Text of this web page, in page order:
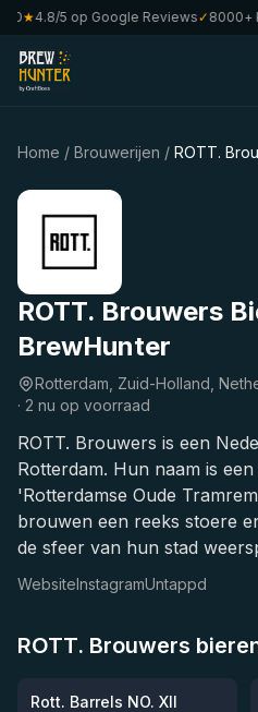
★4.8/5 op Google Reviews✓8000+
Home / Brouwerijen / ROTT.
ROTT. Brouwers
BrewHunter
Rotterdam, Zuid-Holland,
· 2 nu op voorraad
ROTT. Brouwers is een
Rotterdam. Hun naam is
'Rotterdamse Oude
brouwen een reeks stoere
de sfeer van hun stad
WebsiteInstagramUntappd
ROTT. Brouwers
★4.11
Rott. Barrels NO. XII